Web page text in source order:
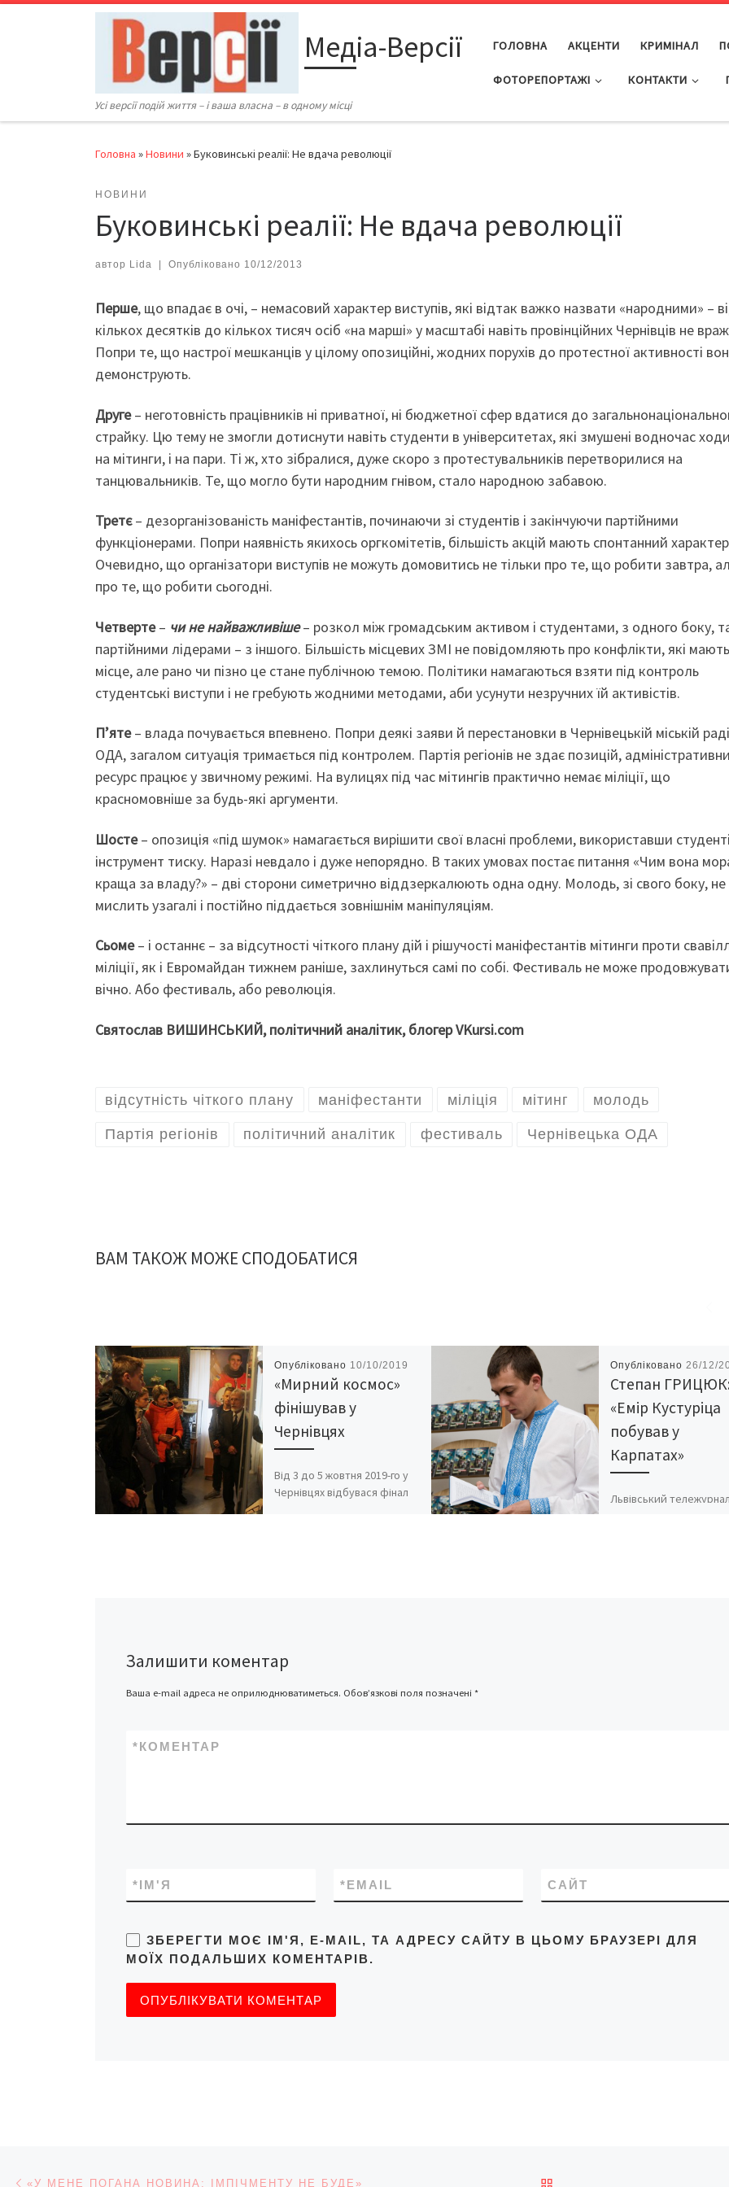
Перейти до вмісту
Медіа-Версії
Усі версії подій життя – і ваша власна – в одному місці
ГОЛОВНА АКЦЕНТИ КРИМІНАЛ
ФОТОРЕПОРТАЖІ КОНТАКТИ
Головна »Новини »Буковинські реалії: Не вдача революції
НОВИНИ
Буковинські реалії: Не вдача революції
автор Lida Опубліковано 10/12/2013
Перше, що впадає в очі, – немасовий характер виступів, які відтак важко назвати «народними» –
кількох десятків до кількох тисяч осіб «на марші» у масштабі навіть провінційних Чернівців не
Попри те, що настрої мешканців у цілому опозиційні, жодних порухів до протестної активності
демонструють.
Друге– неготовність працівників ні приватної, ні бюджетної сфер вдатися до
страйку. Цю тему не змогли дотиснути навіть студенти в університетах, які змушені водночас
на мітинги, і на пари. Ті ж, хто зібралися, дуже скоро з протестувальників перетворилися на
танцювальників. Те, що могло бути народним гнівом, стало народною забавою.
Третє– дезорганізованість маніфестантів, починаючи зі студентів і закінчуючи партійними
функціонерами. Попри наявність якихось оргкомітетів, більшість акцій мають спонтанний
Очевидно, що організатори виступів не можуть домовитись не тільки про те, що робити завтра,
про те, що робити сьогодні.
Четверте– чи не найважливіше– розкол між громадським активом і студентами, з одного боку,
партійними лідерами – з іншого. Більшість місцевих ЗМІ не повідомляють про конфлікти, які мають
місце, але рано чи пізно це стане публічною темою. Політики намагаються взяти під контроль
студентські виступи і не гребують жодними методами, аби усунути незручних їй активістів.
П’яте– влада почувається впевнено. Попри деякі заяви й перестановки в Чернівецькій міській
ОДА, загалом ситуація тримається під контролем. Партія регіонів не здає позицій,
ресурс працює у звичному режимі. На вулицях під час мітингів практично немає міліції, що
красномовніше за будь-які аргументи.
Шосте– опозиція «під шумок» намагається вирішити свої власні проблеми, використавши
інструмент тиску. Наразі невдало і дуже непорядно. В таких умовах постає питання «Чим вона
краща за владу?» – дві сторони симетрично віддзеркалюють одна одну. Молодь, зі свого боку, не
мислить узагалі і постійно піддається зовнішнім маніпуляціям.
Сьоме– і останнє – за відсутності чіткого плану дій і рішучості маніфестантів мітинги проти
міліції, як і Евромайдан тижнем раніше, захлинуться самі по собі. Фестиваль не може
вічно. Або фестиваль, або революція.
Святослав ВИШИНСЬКИЙ, політичний аналітик, блогерVKursi.com
відсутність чіткого плану маніфестанти міліція мітинг молодь
Партія регіонів політичний аналітик фестиваль Чернівецька ОДА
ВАМ ТАКОЖ МОЖЕ СПОДОБАТИСЯ
Опубліковано 10/10/2019
«Мирний космос»
фінішував у
Чернівцях
Від 3 до 5 жовтня 2019-го у
Чернівцях відбувася фінал
Опубліковано 26/12/
Степан
«Емір Кустуріца
побував у
Карпатах»
Львівський
Залишити коментар
Ваша e-mail адреса не оприлюднюватиметься. Обов’язкові поля позначені *
КОМЕНТАР
*
ІМ'Я
* EMAIL
* САЙТ
ЗБЕРЕГТИ МОЄ ІМ'Я, E-MAIL, ТА АДРЕСУ САЙТУ В ЦЬОМУ БРАУЗЕРІ ДЛЯ
МОЇХ ПОДАЛЬШИХ КОМЕНТАРІВ.
Навігація записів
«У МЕНЕ ПОГАНА НОВИНА: ІМПІЧМЕНТУ НЕ БУДЕ»